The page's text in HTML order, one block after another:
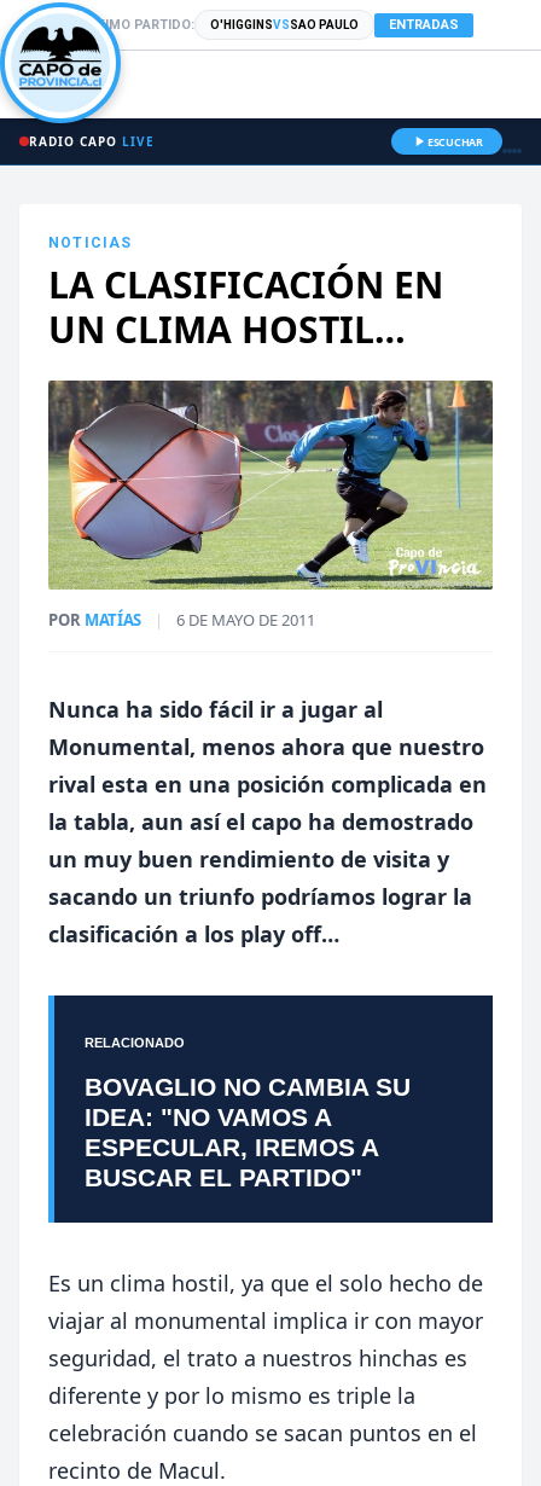
PRÓXIMO PARTIDO: O'HIGGINSVSSAO PAULO ENTRADAS
RADIO CAPO LIVE ESCUCHAR
NOTICIAS
LA CLASIFICACIÓN EN
UN CLIMA HOSTIL…
POR MATÍAS | 6 DE MAYO DE 2011
Nunca ha sido fácil ir a jugar al
Monumental, menos ahora que nuestro
rival esta en una posición complicada en
la tabla, aun así el capo ha demostrado
un muy buen rendimiento de visita y
sacando un triunfo podríamos lograr la
clasificación a los play off…
RELACIONADO
BOVAGLIO NO CAMBIA SU
IDEA: "NO VAMOS A
ESPECULAR, IREMOS A
BUSCAR EL PARTIDO"
Es un clima hostil, ya que el solo hecho de
viajar al monumental implica ir con mayor
seguridad, el trato a nuestros hinchas es
diferente y por lo mismo es triple la
celebración cuando se sacan puntos en el
recinto de Macul.